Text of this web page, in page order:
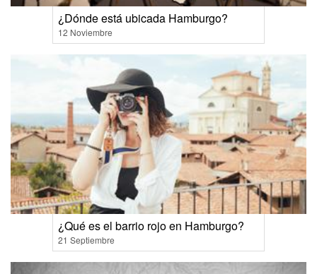
¿Dónde está ubicada Hamburgo?
12 Noviembre
¿Qué es el barrio rojo en Hamburgo?
21 Septiembre